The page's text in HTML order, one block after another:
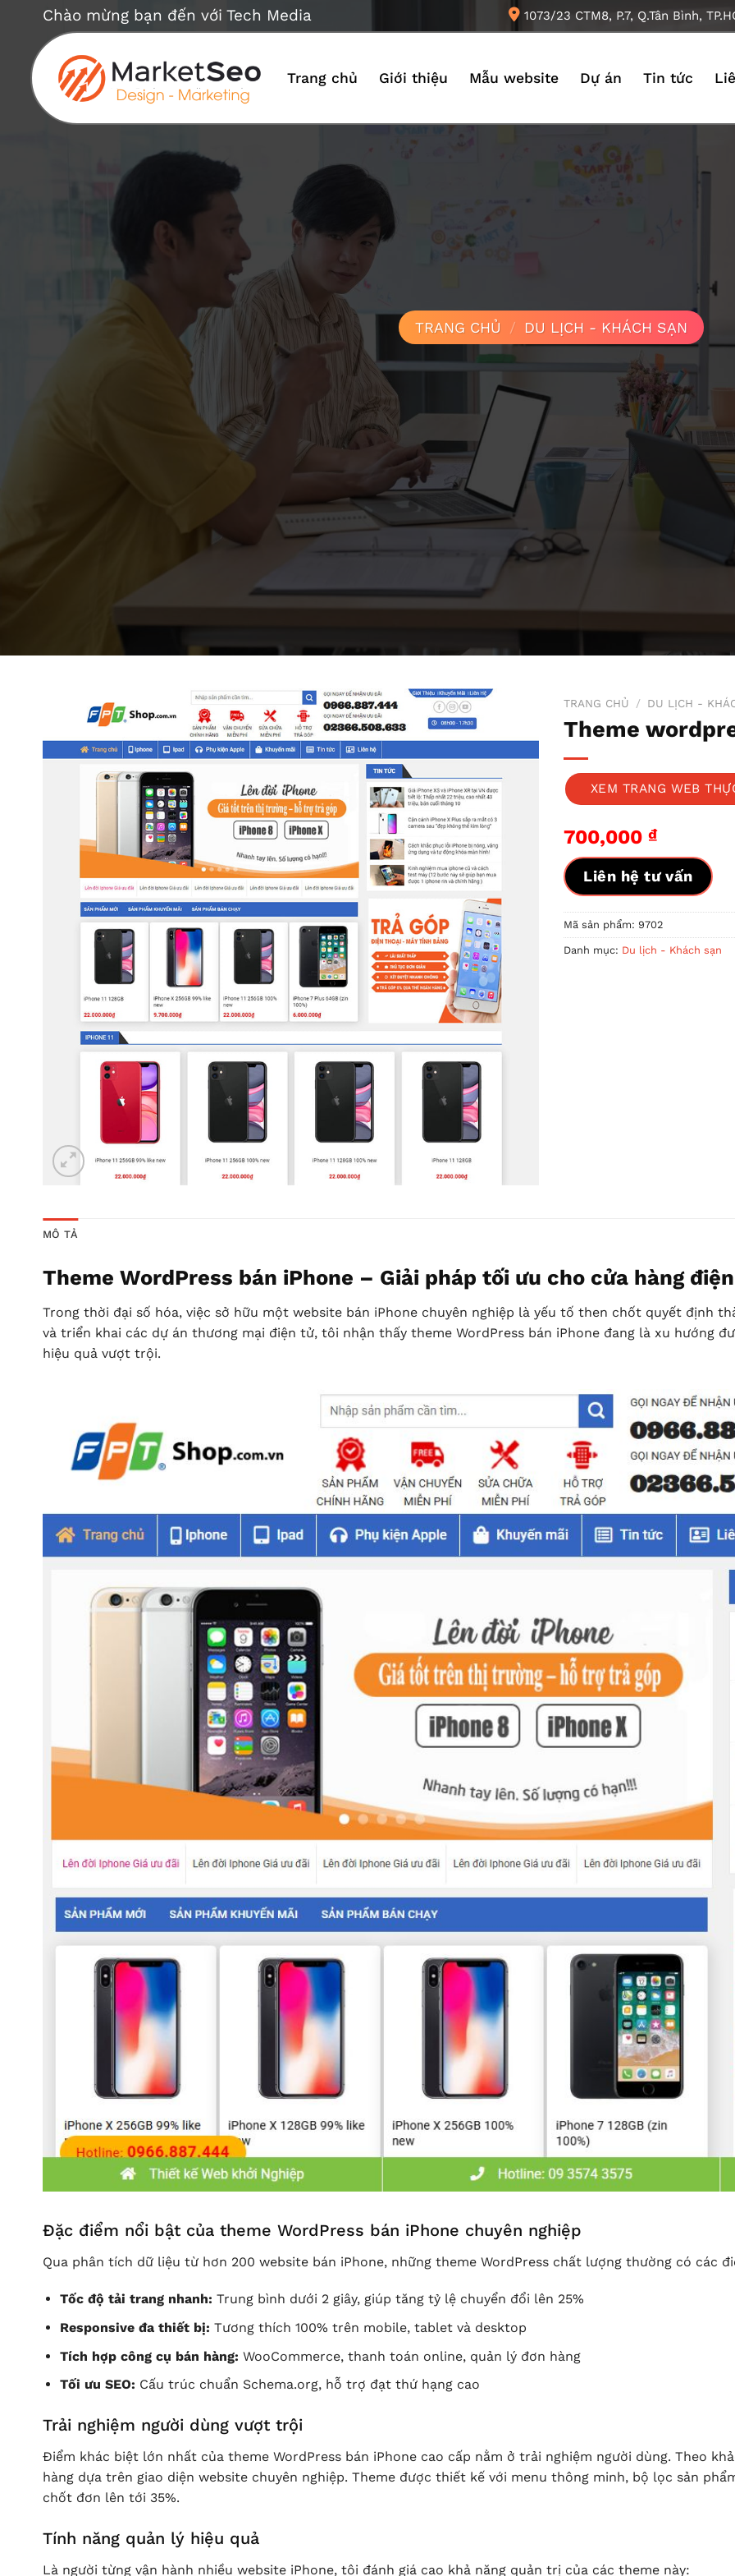
dung
Chào mừng bạn đến với Tech Media 1073/23 CTM8, P.7, Q.Tân Bình,
Trang chủ Giới thiệu Mẫu website Dự án Tin tức
TRANG CHỦ / DU LỊCH - KHÁCH SẠN
TRANG CHỦ / DU LỊCH -
Theme
XEM TRANG WEB
700,000 ₫
Liên hệ tư vấn
Mã sản phẩm: 9702
Danh mục: Du lịch - Khách sạn
MÔ TẢ
Theme WordPress bán iPhone – Giải pháp tối ưu cho cửa hàng
Trong thời đại số hóa, việc sở hữu một website bán iPhone chuyên nghiệp là yếu tố then chốt quyết định
và triển khai các dự án thương mại điện tử, tôi nhận thấy theme WordPress bán iPhone đang là xu hướng
hiệu quả vượt trội.
Đặc điểm nổi bật của theme WordPress bán iPhone chuyên nghiệp
Qua phân tích dữ liệu từ hơn 200 website bán iPhone, những theme WordPress chất lượng thường có các
Tốc độ tải trang nhanh: Trung bình dưới 2 giây, giúp tăng tỷ lệ chuyển đổi lên 25%
Responsive đa thiết bị: Tương thích 100% trên mobile, tablet và desktop
Tích hợp công cụ bán hàng: WooCommerce, thanh toán online, quản lý đơn hàng
Tối ưu SEO: Cấu trúc chuẩn Schema.org, hỗ trợ đạt thứ hạng cao
Trải nghiệm người dùng vượt trội
Điểm khác biệt lớn nhất của theme WordPress bán iPhone cao cấp nằm ở trải nghiệm người dùng. Theo
hàng dựa trên giao diện website chuyên nghiệp. Theme được thiết kế với menu thông minh, bộ lọc sản
chốt đơn lên tới 35%.
Tính năng quản lý hiệu quả
Là người từng vận hành nhiều website iPhone, tôi đánh giá cao khả năng quản trị của các theme này: